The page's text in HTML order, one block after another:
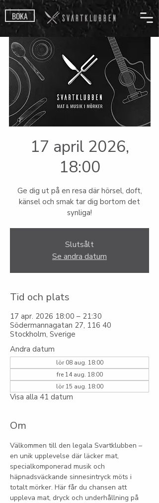
BOKA
17 april 2026,
18:00
Ge dig ut på en resa där hörsel, doft,
känsel och smak tar dig bortom det
synliga!
Slutsålt
Se andra datum
Tid och plats
17 apr. 2026 18:00 – 21:30
Södermannagatan 27, 116 40
Stockholm, Sverige
Andra datum
lör 08 aug. 18:00
fre 14 aug. 18:00
lör 15 aug. 18:00
Visa alla 41 datum
Om
Välkommen till den legala Svartklubben –
en unik upplevelse där läcker mat,
specialkomponerad musik och
häpnadsväckande sinnesintryck möts i
totalt mörker. Här får du chansen att
uppleva mat, dryck och underhållning på